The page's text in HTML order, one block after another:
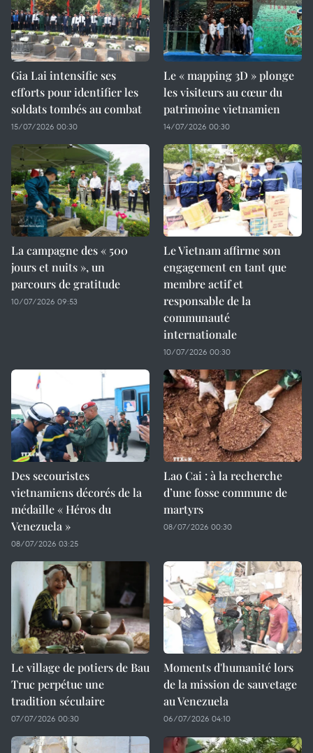
Gia Lai intensifie ses
efforts pour identifier les
soldats tombés au combat
15/07/2026 00:30
Le « mapping 3D » plonge
les visiteurs au cœur du
patrimoine vietnamien
14/07/2026 00:30
La campagne des « 500
jours et nuits », un
parcours de gratitude
10/07/2026 09:53
Le Vietnam affirme son
engagement en tant que
membre actif et
responsable de la
communauté
internationale
10/07/2026 00:30
Des secouristes
vietnamiens décorés de la
médaille « Héros du
Venezuela »
08/07/2026 03:25
Lao Cai : à la recherche
d’une fosse commune de
martyrs
08/07/2026 00:30
Le village de potiers de Bau
Truc perpétue une
tradition séculaire
07/07/2026 00:30
Moments d'humanité lors
de la mission de sauvetage
au Venezuela
06/07/2026 04:10